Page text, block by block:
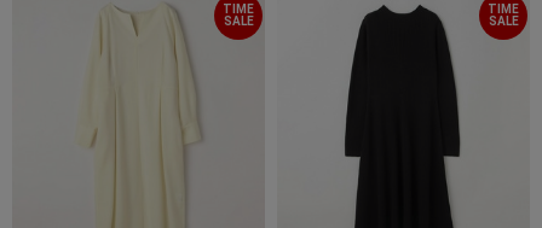
TIME
SALE
TIME
SALE